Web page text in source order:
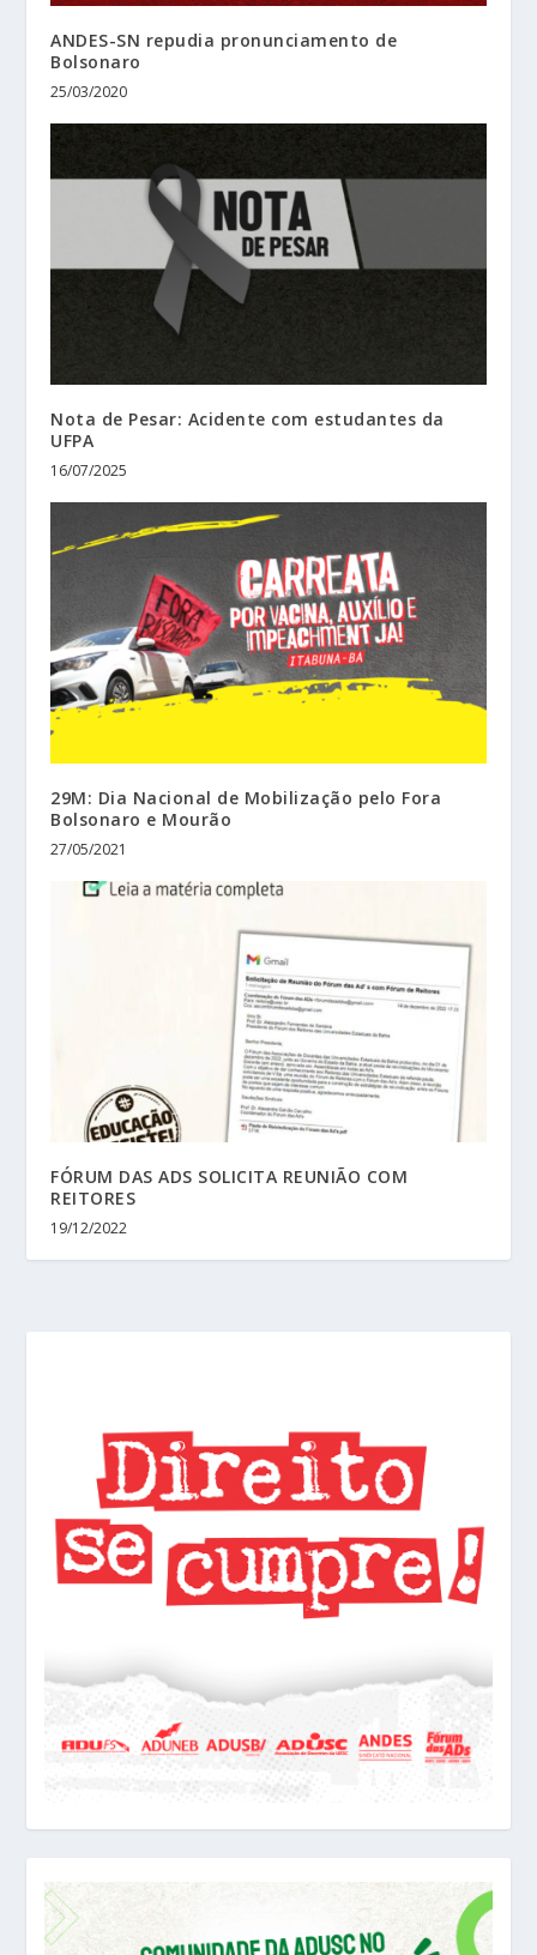
ANDES-SN repudia pronunciamento de
Bolsonaro
25/03/2020
Nota de Pesar: Acidente com estudantes da
UFPA
16/07/2025
29M: Dia Nacional de Mobilização pelo Fora
Bolsonaro e Mourão
27/05/2021
FÓRUM DAS ADS SOLICITA REUNIÃO COM
REITORES
19/12/2022